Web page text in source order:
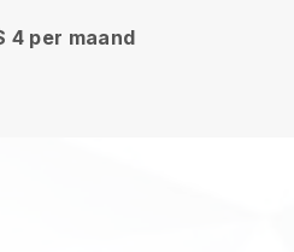
4 per maand